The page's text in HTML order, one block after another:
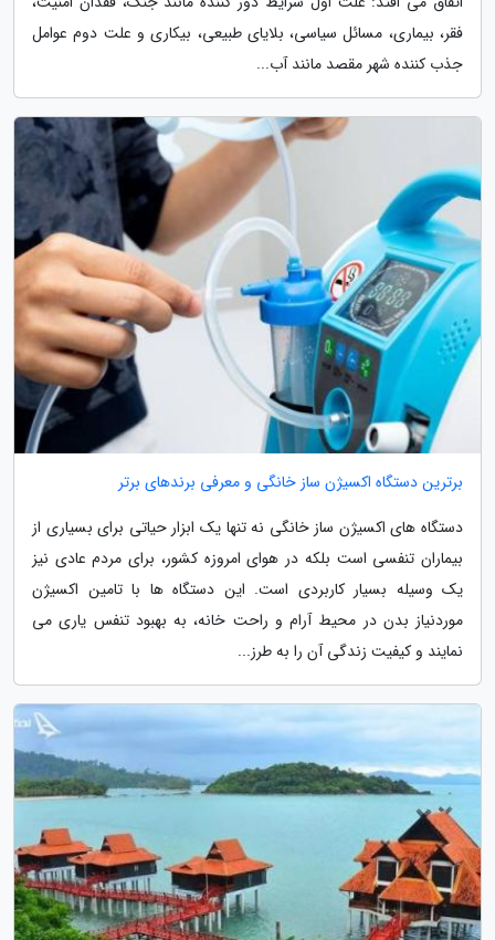
فقر، بیماری، مسائل سیاسی، بلایای طبیعی، بیکاری و علت دوم عوامل
جذب کننده شهر مقصد مانند آب...
برترین دستگاه اکسیژن ساز خانگی و معرفی برندهای برتر
دستگاه های اکسیژن ساز خانگی نه تنها یک ابزار حیاتی برای بسیاری از
بیماران تنفسی است بلکه در هوای امروزه کشور، برای مردم عادی نیز
یک وسیله بسیار کاربردی است. این دستگاه ها با تامین اکسیژن
موردنیاز بدن در محیط آرام و راحت خانه، به بهبود تنفس یاری می
نمایند و کیفیت زندگی آن را به طرز...